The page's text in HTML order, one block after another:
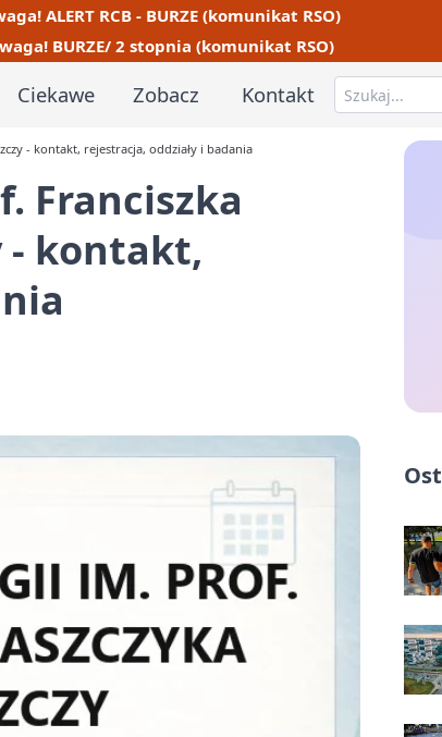
ALERT RCB - BURZE (komunikat RSO)
BURZE/ 2 stopnia (komunikat RSO)
Ciekawe Zobacz Kontakt
- kontakt, rejestracja, oddziały i badania
Franciszka
- kontakt,